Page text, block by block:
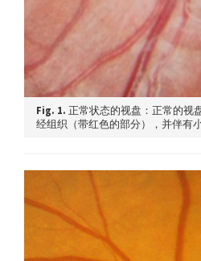
Fig. 1. 正常状态的视盘：正常的视
经组织（带红色的部分），并伴有